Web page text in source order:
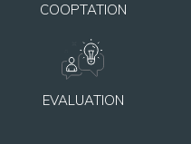
COOPTATION
EVALUATION